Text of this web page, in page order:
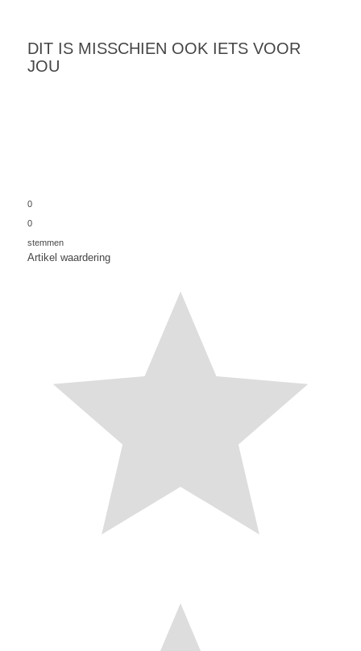
DIT IS MISSCHIEN OOK IETS VOOR
JOU
0
0
stemmen
Artikel waardering